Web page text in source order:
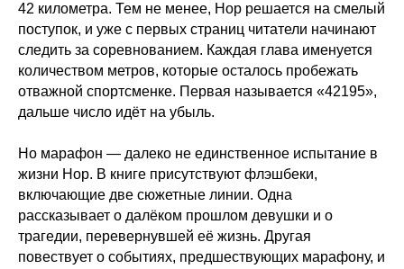
42 километра. Тем не менее, Нор решается на смелый
поступок, и уже с первых страниц читатели начинают
следить за соревнованием. Каждая глава именуется
количеством метров, которые осталось пробежать
отважной спортсменке. Первая называется «42195»,
дальше число идёт на убыль.
Но марафон — далеко не единственное испытание в
жизни Нор. В книге присутствуют флэшбеки,
включающие две сюжетные линии. Одна
рассказывает о далёком прошлом девушки и о
трагедии, перевернувшей её жизнь. Другая
повествует о событиях, предшествующих марафону, и